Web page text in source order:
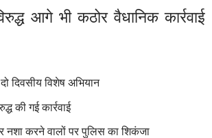
आगे भी कठोर वैधानिक कार्रवाई
दिवसीय विशेष अभियान
की गई कार्रवाई
नशा करने वालों पर पुलिस का शिकंजा